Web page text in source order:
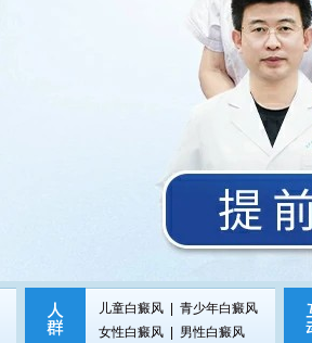
儿童白癜风
青少年白癜风
女性白癜风
男性白癜风